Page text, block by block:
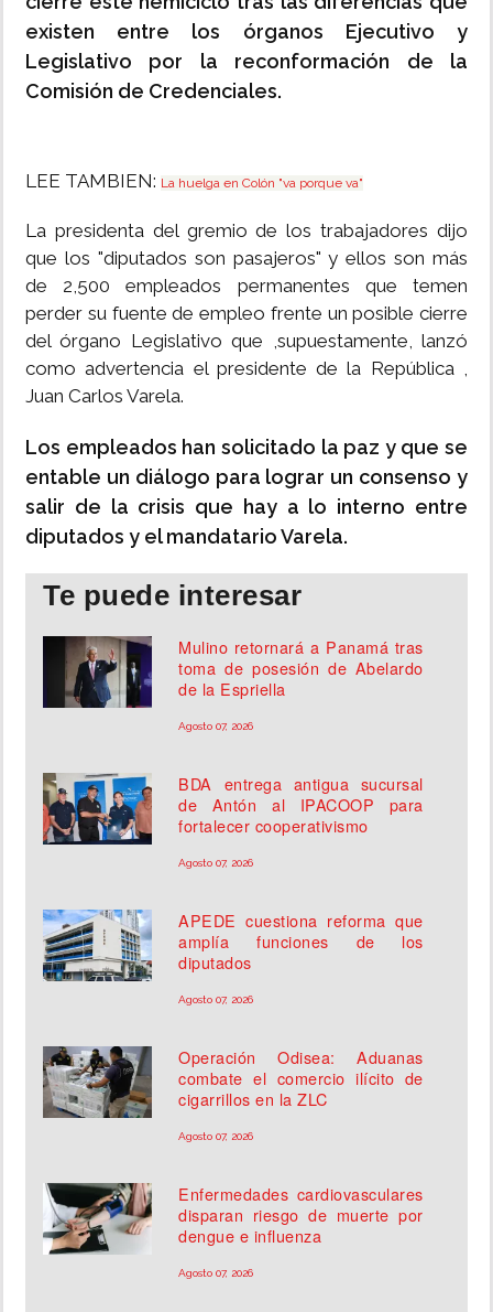
existen entre los órganos Ejecutivo y
Legislativo por la reconformación de la
Comisión de Credenciales.
LEE TAMBIEN: La huelga en Colón "va porque va"
La presidenta del gremio de los trabajadores dijo
que los "diputados son pasajeros" y ellos son más
de 2,500 empleados permanentes que temen
perder su fuente de empleo frente un posible cierre
del órgano Legislativo que ,supuestamente, lanzó
como advertencia el presidente de la República ,
Juan Carlos Varela.
Los empleados han solicitado la paz y que se
entable un diálogo para lograr un consenso y
salir de la crisis que hay a lo interno entre
diputados y el mandatario Varela.
Te puede interesar
Mulino retornará a Panamá tras
toma de posesión de Abelardo
de la Espriella
Agosto 07, 2026
BDA entrega antigua sucursal
de Antón al IPACOOP para
fortalecer cooperativismo
Agosto 07, 2026
APEDE cuestiona reforma que
amplía funciones de los
diputados
Agosto 07, 2026
Operación Odisea: Aduanas
combate el comercio ilícito de
cigarrillos en la ZLC
Agosto 07, 2026
Enfermedades cardiovasculares
disparan riesgo de muerte por
dengue e influenza
Agosto 07, 2026